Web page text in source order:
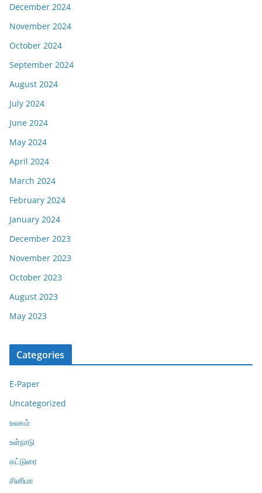
December 2024
November 2024
October 2024
September 2024
August 2024
July 2024
June 2024
May 2024
April 2024
March 2024
February 2024
January 2024
December 2023
November 2023
October 2023
August 2023
May 2023
Categories
E-Paper
Uncategorized
உலகம்
உள்நாடு
கட்டுரை
சினிமா